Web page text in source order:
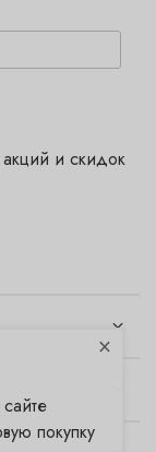
и скидок
×
покупку